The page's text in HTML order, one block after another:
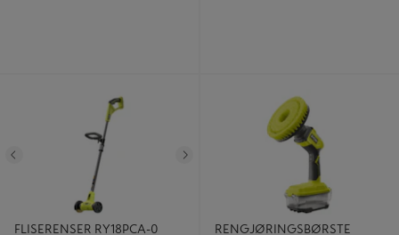
FLISERENSER RY18PCA-0
RENGJØRINGSBØRSTE